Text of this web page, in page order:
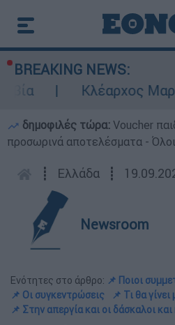
BREAKING NEWS:
Κλέαρχος
δημοφιλές τώρα: Voucher
προσωρινά αποτελέσματα - Όλοι
┋ Ελλάδα ┋
Newsroom
Ενότητες στο άρθρο: 📌 Ποιοι
📌 Οι συγκεντρώσεις
📌 Τι θα
📌 Στην απεργία και οι δάσκαλοι